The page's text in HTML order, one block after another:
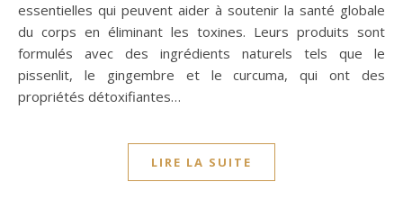
essentielles qui peuvent aider à soutenir la santé globale
du corps en éliminant les toxines. Leurs produits sont
formulés avec des ingrédients naturels tels que le
pissenlit, le gingembre et le curcuma, qui ont des
propriétés détoxifiantes…
LIRE LA SUITE